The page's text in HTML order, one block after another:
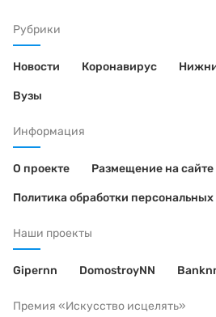
Рубрики
Новости Коронавирус
Вузы
Информация
О проекте Размещение на сайте
Политика обработки
Наши проекты
Gipernn DomostroyNN
Премия «Искусство исцелять»